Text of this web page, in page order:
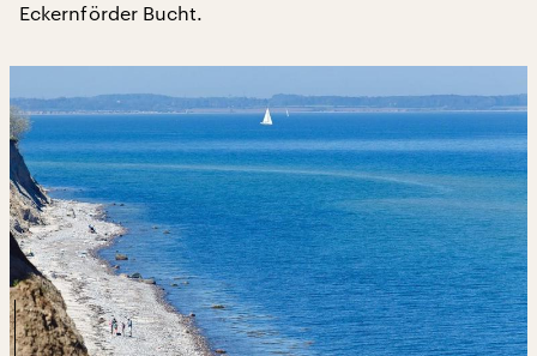
Eckernförder Bucht.